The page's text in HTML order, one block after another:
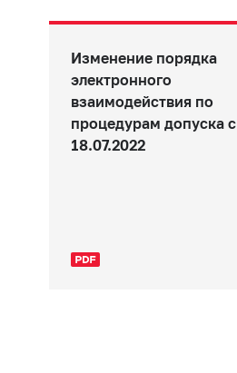
Изменение порядка
электронного
взаимодействия по
процедурам допуска с
18.07.2022